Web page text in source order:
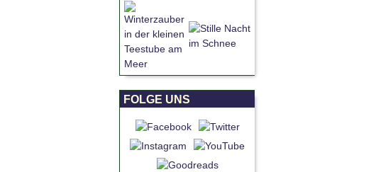
FOLGE UNS